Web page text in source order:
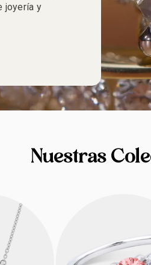
joyería y
Nuestras